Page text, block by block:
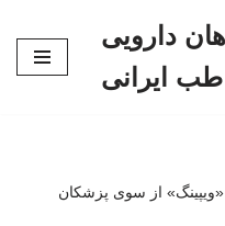
دارویی
طب ایرانی
از سوی پزشکان